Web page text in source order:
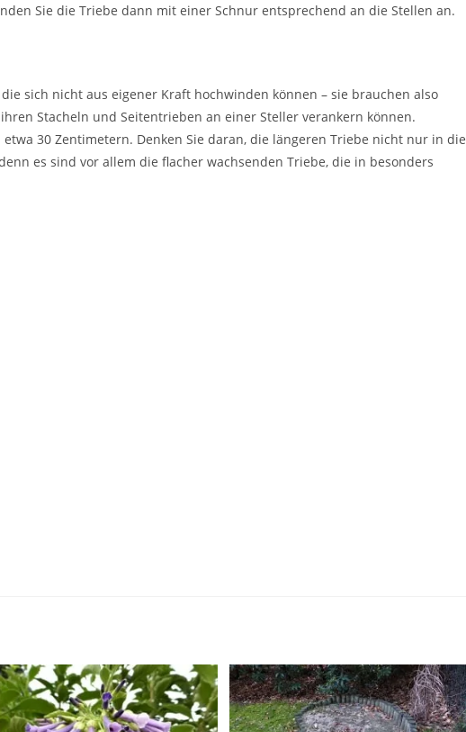
Sie die Triebe dann mit einer Schnur entsprechend an die Stellen an.
die sich nicht aus eigener Kraft hochwinden können – sie brauchen also
Stacheln und Seitentrieben an einer Steller verankern können.
30 Zentimetern. Denken Sie daran, die längeren Triebe nicht nur in die
es sind vor allem die flacher wachsenden Triebe, die in besonders